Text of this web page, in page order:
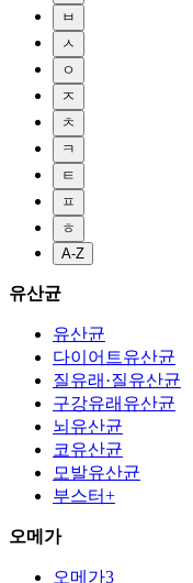
ㅂ
ㅅ
ㅇ
ㅈ
ㅊ
ㅋ
ㅌ
ㅍ
ㅎ
A-Z
유산균
유산균
다이어트유산균
질유래·질유산균
구강유래유산균
뇌유산균
코유산균
모발유산균
부스터+
오메가
오메가3